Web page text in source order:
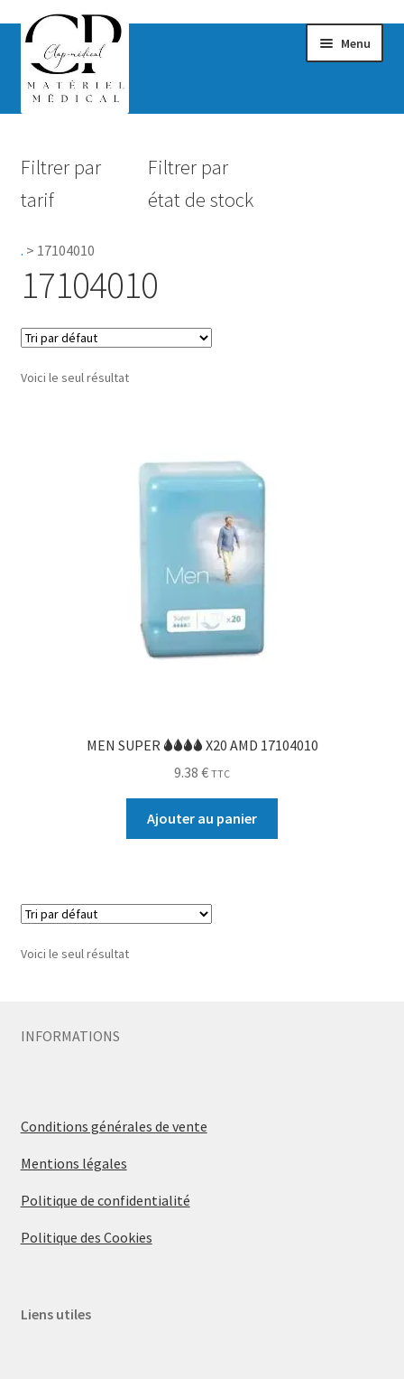
Menu
Hygiène
Accessoires Salle de bain
Filtrer par
tarif
Filtrer par
état de stock
. > 17104010
17104010
Voici le seul résultat
MEN SUPER 🌢🌢🌢🌢 X20 AMD 17104010
9.38 € TTC
Ajouter au panier
Voici le seul résultat
INFORMATIONS
Conditions générales de vente
Mentions légales
Politique de confidentialité
Politique des Cookies
Liens utiles